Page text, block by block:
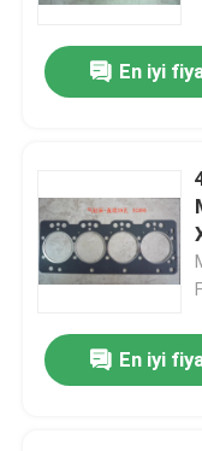
Evde
Videolar
Fabrika turu
En iyi
En iyi